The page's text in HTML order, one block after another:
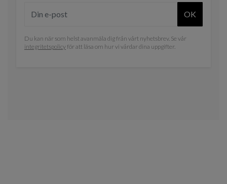
OK
Du kan när som helst avanmäla dig från vårt nyhetsbrev. Se vår
integritetspolicyför att läsa om hur vi vårdar dina uppgifter.